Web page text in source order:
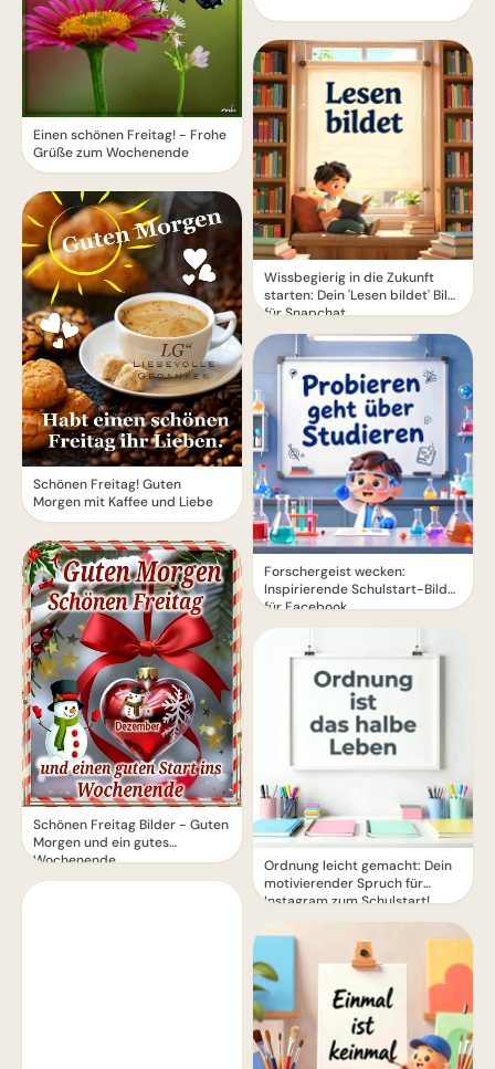
Einen schönen Freitag! - Frohe
Grüße zum Wochenende
Schönen Freitag! Guten
Morgen mit Kaffee und Liebe
Schönen Freitag Bilder - Guten
Morgen und ein gutes
Wochenende
Wissbegierig in die Zukunft
starten: Dein 'Lesen bildet' Bild
für Snapchat
Forschergeist wecken:
Inspirierende Schulstart-Bilder
für Facebook
Ordnung leicht gemacht: Dein
motivierender Spruch für
Instagram zum Schulstart!